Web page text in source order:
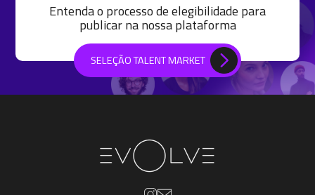
Entenda o processo de elegibilidade para
publicar na nossa plataforma
SELEÇÃO TALENT MARKET